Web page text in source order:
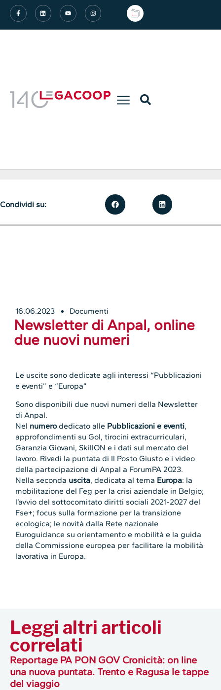
16.06.2023 Documenti
Newsletter di Anpal, online
due nuovi numeri
Le uscite sono dedicate agli interessi “Pubblicazioni
e eventi” e “Europa”
Sono disponibili due nuovi numeri della Newsletter
di Anpal.
Nel numerodedicato alle Pubblicazioni e eventi,
approfondimenti su Gol, tirocini extracurriculari,
Garanzia Giovani, SkillON e i dati sul mercato del
lavoro. Rivedi la puntata di Il Posto Giusto e i video
della partecipazione di Anpal a ForumPA 2023.
Nella seconda uscita, dedicata al tema Europa: la
mobilitazione del Feg per la crisi aziendale in Belgio;
l’avvio del sottocomitato diritti sociali 2021-2027 del
Fse+; focus sulla formazione per la transizione
ecologica; le novità dalla Rete nazionale
Euroguidance su orientamento e mobilità e la guida
della Commissione europea per facilitare la mobilità
lavorativa in Europa.
Condividi su:
Leggi altri articoli
correlati
Reportage PA PON GOV Cronicità: on line
una nuova puntata. Trento e Ragusa le tappe
del viaggio